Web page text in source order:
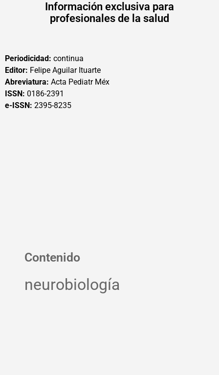
Información exclusiva para
profesionales de la salud
Periodicidad: continua
Editor: Felipe Aguilar Ituarte
Abreviatura: Acta Pediatr Méx
ISSN: 0186-2391
e-ISSN: 2395-8235
Contenido
neurobiología